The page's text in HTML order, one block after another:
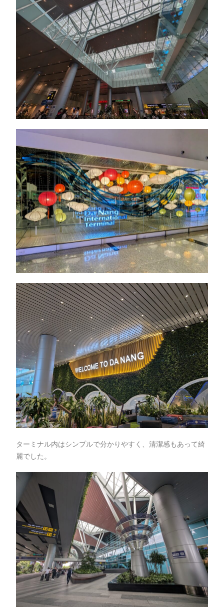
ターミナル内はシンプルで分かりやすく、清潔感もあって綺
麗でした。